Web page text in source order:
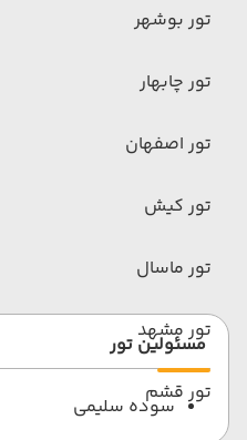
تور بوشهر
تور چابهار
تور اصفهان
تور کیش
تور ماسال
تور مشهد
تور قشم
مسئولین تور
سوده سلیمی